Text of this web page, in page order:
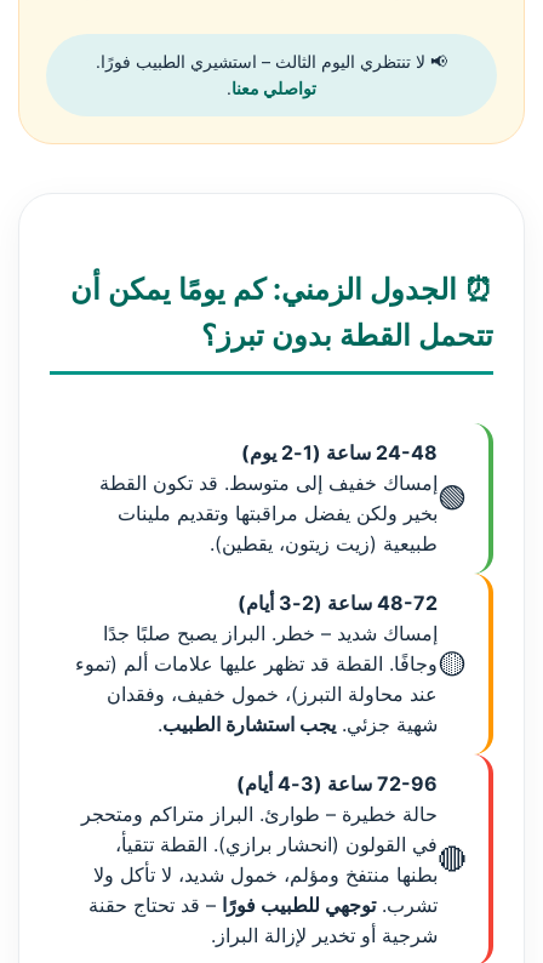
📢 لا تنتظري اليوم الثالث – استشيري الطبيب فورًا.
تواصلي معنا.
⏰ الجدول الزمني: كم يومًا يمكن أن
تتحمل القطة بدون تبرز؟
🟢
24-48 ساعة (1-2 يوم)
إمساك خفيف إلى متوسط. قد تكون القطة
بخير ولكن يفضل مراقبتها وتقديم ملينات
طبيعية (زيت زيتون، يقطين).
🟡
48-72 ساعة (2-3 أيام)
إمساك شديد – خطر. البراز يصبح صلبًا جدًا
وجافًا. القطة قد تظهر عليها علامات ألم (تموء
عند محاولة التبرز)، خمول خفيف، وفقدان
شهية جزئي. يجب استشارة الطبيب.
🔴
72-96 ساعة (3-4 أيام)
حالة خطيرة – طوارئ. البراز متراكم ومتحجر
في القولون (انحشار برازي). القطة تتقيأ،
بطنها منتفخ ومؤلم، خمول شديد، لا تأكل ولا
تشرب.توجهي للطبيب فورًا – قد تحتاج حقنة
شرجية أو تخدير لإزالة البراز.